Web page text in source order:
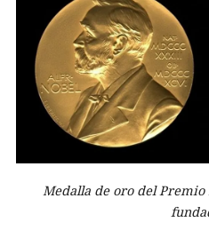
Medalla de oro del